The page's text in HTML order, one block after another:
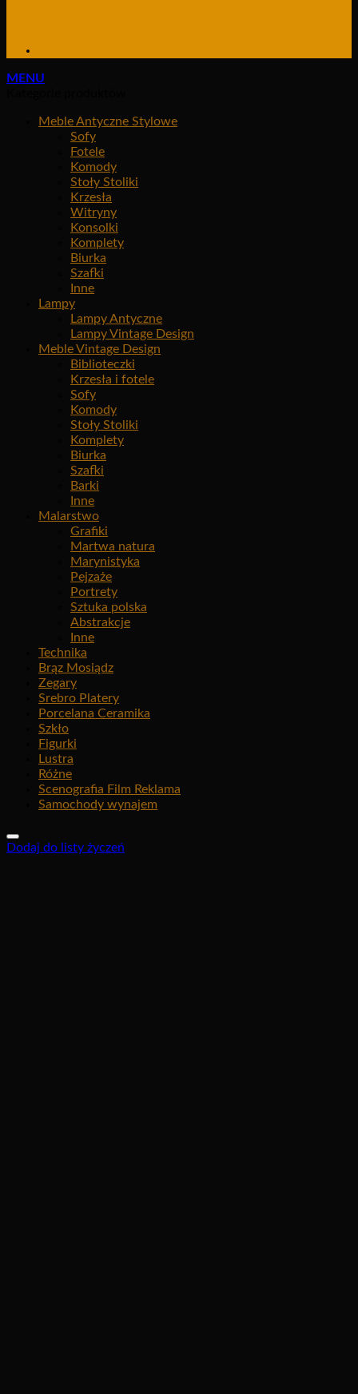
MENU
Meble Antyczne Stylowe
Sofy
Fotele
Komody
Stoły Stoliki
Krzesła
Witryny
Konsolki
Komplety
Biurka
Szafki
Inne
Lampy
Lampy Antyczne
Lampy Vintage Design
Meble Vintage Design
Biblioteczki
Krzesła i fotele
Sofy
Komody
Stoły Stoliki
Komplety
Biurka
Szafki
Barki
Inne
Malarstwo
Grafiki
Martwa natura
Marynistyka
Pejzaże
Portrety
Sztuka polska
Abstrakcje
Inne
Technika
Brąz Mosiądz
Zegary
Srebro Platery
Porcelana Ceramika
Szkło
Figurki
Lustra
Różne
Scenografia Film Reklama
Samochody wynajem
Dodaj do listy życzeń